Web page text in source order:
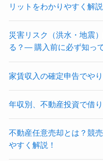
リットをわかりやすく解説
災害リスク（洪水・地震
る？― 購入前に必ず知っ
家賃収入の確定申告でや
年収別、不動産投資で借
不動産任意売却とは？競
やすく解説！